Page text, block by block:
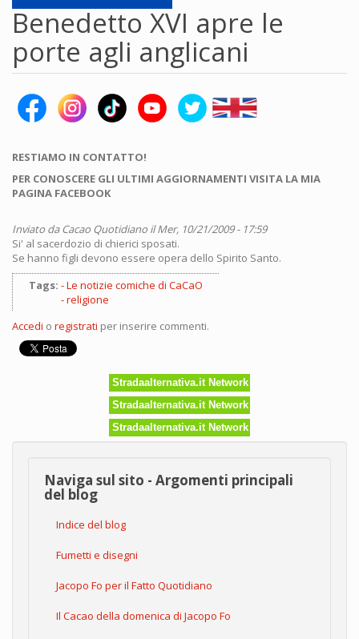
Benedetto XVI apre le
porte agli anglicani
RESTIAMO IN CONTATTO!
PER CONOSCERE GLI ULTIMI AGGIORNAMENTI VISITA LA MIA
PAGINA FACEBOOK
Inviato daCacao Quotidiano il Mer, 10/21/2009 - 17:59
Si' al sacerdozio di chierici sposati.
Se hanno figli devono essere opera dello Spirito Santo.
Tags:
Le notizie comiche di CaCaO
religione
Accedi o registrati per inserire commenti.
Stradaalternativa.it Network
Stradaalternativa.it Network
Stradaalternativa.it Network
Naviga sul sito - Argomenti principali
del blog
Indice del blog
Fumetti e disegni
Jacopo Fo per il Fatto Quotidiano
Il Cacao della domenica di Jacopo Fo